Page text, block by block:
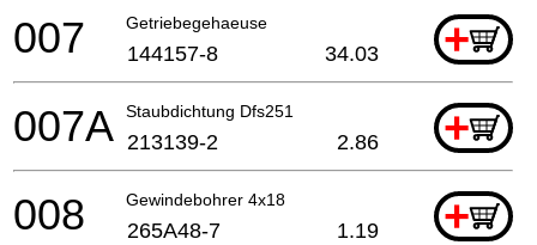
Getriebegehaeuse +
007 144157-8 34.03
Staubdichtung Dfs251 +
007A 213139-2 2.86
Gewindebohrer 4x18 +
008 265A48-7 1.19